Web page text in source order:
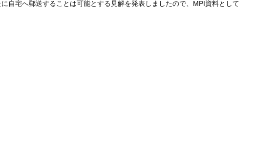
自宅へ郵送することは可能とする見解を発表しましたので、MPI資料として